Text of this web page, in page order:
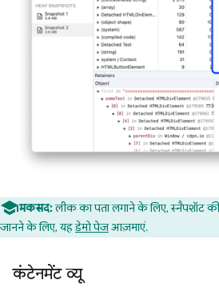
मकसद:लीक का पता लगाने के लिए, स्नैपशॉट
जानने के लिए, यहडेमो पेजआज़माएं.
कंटेनमेंट व्यू